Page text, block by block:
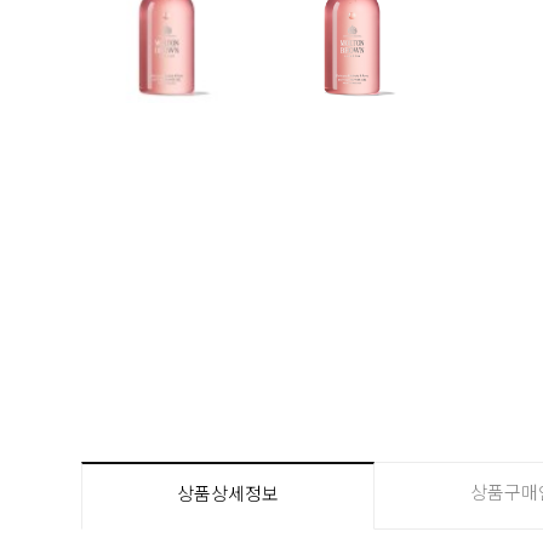
상품상세정보 상품구매